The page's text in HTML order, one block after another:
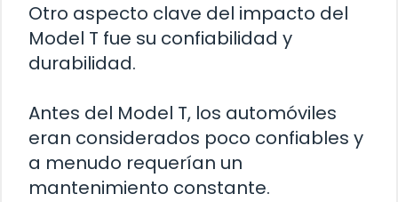
Otro aspecto clave del impacto del
Model T fue su confiabilidad y
durabilidad.
Antes del Model T, los automóviles
eran considerados poco confiables y
a menudo requerían un
mantenimiento constante.